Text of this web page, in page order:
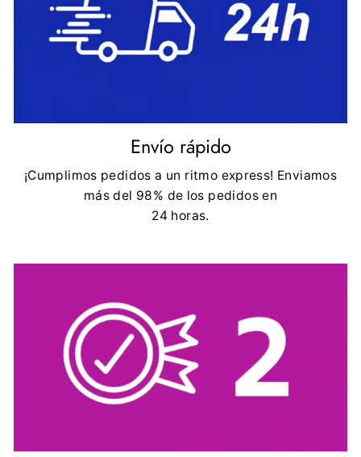
Envío rápido
¡Cumplimos pedidos a un ritmo express! Enviamos
más del 98% de los pedidos en
24 horas.